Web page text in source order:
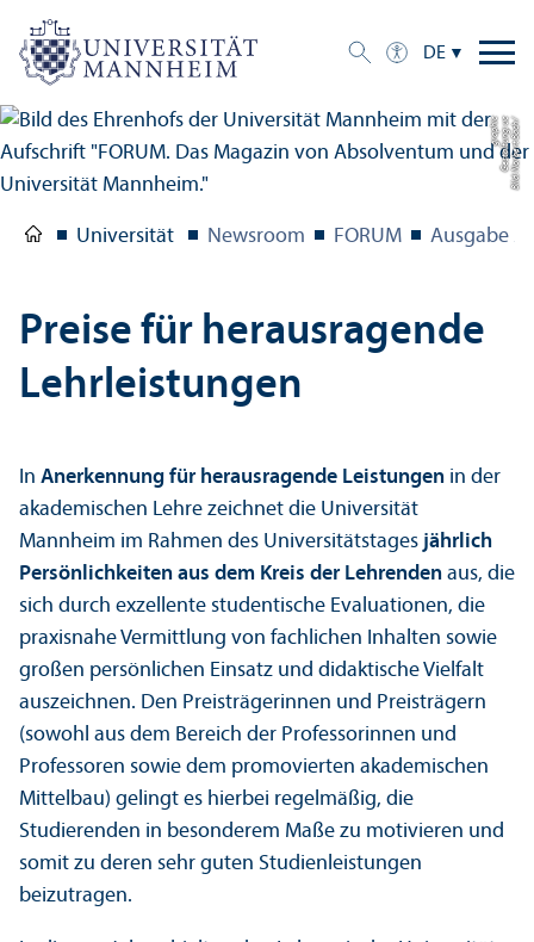
DE
Bil
d:
N
o
r
b
e
r
t
B
a
c
h
/
G
e
s
t
al
t
u
n
g:
u
c
g
r
a
p
hi
c
Universität Newsroom FORUM Ausgabe 2/
Preise für herausragende
Lehr­leistungen
In Anerkennung für herausragende Leistungen in der
akademischen Lehre zeichnet die Universität
Mannheim im Rahmen des Universitäts­tages jährlich
Persönlichkeiten aus dem Kreis der Lehr­enden aus, die
sich durch exzellente studentische Evaluationen, die
praxisnahe Vermittlung von fach­lichen Inhalten sowie
großen persönlichen Einsatz und didaktische Vielfalt
auszeichnen. Den Preisträgerinnen und Preisträgern
(sowohl aus dem Bereich der Professorinnen und
Professoren sowie dem promovierten akademischen
Mittelbau) gelingt es hierbei regelmäßig, die
Studierenden in besonderem Maße zu motivieren und
somit zu deren sehr guten Studien­leistungen
beizutragen.